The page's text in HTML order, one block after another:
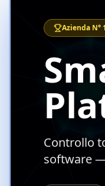
Azienda
Controllo
software